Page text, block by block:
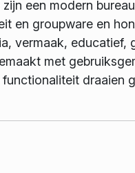
een modern
en groupware en
vermaak,
met
draaien